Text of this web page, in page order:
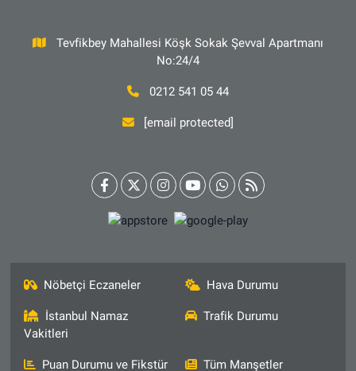
Tevfikbey Mahallesi Köşk Sokak Şevval Apartmanı
No:24/4
0212 541 05 44
[email protected]
Nöbetçi Eczaneler Hava Durumu
İstanbul Namaz
Vakitleri
Trafik Durumu
Puan Durumu ve Fikstür Tüm Manşetler